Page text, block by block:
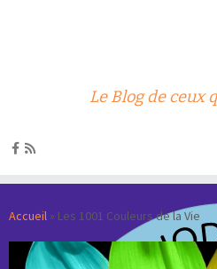
au
Le Blog de ceux
Accueil » Les 1001 Couleurs de la Vie